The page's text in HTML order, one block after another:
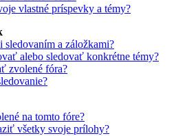
vlastné príspevky a témy?
a záložkami?
alebo sledovať konkrétne témy?
zvolené fóra?
na tomto fóre?
všetky svoje prílohy?